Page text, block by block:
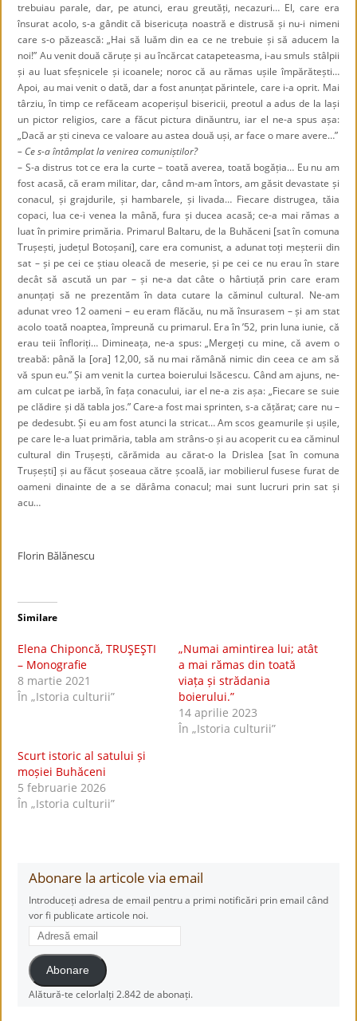
trebuiau parale, dar, pe atunci, erau greutăți, necazuri… El, care era
însurat acolo, s-a gândit că bisericuța noastră e distrusă și nu-i nimeni
care s-o păzească: „Hai să luăm din ea ce ne trebuie și să aducem la
noi!” Au venit două căruțe și au încărcat catapeteasma, i-au smuls stâlpii
și au luat sfeșnicele și icoanele; noroc că au rămas ușile împărătești…
Apoi, au mai venit o dată, dar a fost anunțat părintele, care i-a oprit. Mai
târziu, în timp ce refăceam acoperișul bisericii, preotul a adus de la Iași
un pictor religios, care a făcut pictura dinăuntru, iar el ne-a spus așa:
„Dacă ar ști cineva ce valoare au astea două uși, ar face o mare avere…”
– Ce s-a întâmplat la venirea comuniștilor?
– S-a distrus tot ce era la curte – toată averea, toată bogăția… Eu nu am
fost acasă, că eram militar, dar, când m-am întors, am găsit devastate și
conacul, și grajdurile, și hambarele, și livada… Fiecare distrugea, tăia
copaci, lua ce-i venea la mână, fura și ducea acasă; ce-a mai rămas a
luat în primire primăria. Primarul Baltaru, de la Buhăceni [sat în comuna
Trușești, județul Botoșani], care era comunist, a adunat toți meșterii din
sat – și pe cei ce știau oleacă de meserie, și pe cei ce nu erau în stare
decât să ascută un par – și ne-a dat câte o hârtiuță prin care eram
anunțați să ne prezentăm în data cutare la căminul cultural. Ne-am
adunat vreo 12 oameni – eu eram flăcău, nu mă însurasem – și am stat
acolo toată noaptea, împreună cu primarul. Era în ’52, prin luna iunie, că
erau teii înfloriți… Dimineața, ne-a spus: „Mergeți cu mine, că avem o
treabă: până la [ora] 12,00, să nu mai rămână nimic din ceea ce am să
vă spun eu.” Și am venit la curtea boierului Isăcescu. Când am ajuns, ne-
am culcat pe iarbă, în fața conacului, iar el ne-a zis așa: „Fiecare se suie
pe clădire și dă tabla jos.” Care-a fost mai sprinten, s-a cățărat; care nu –
pe dedesubt. Și eu am fost atunci la stricat… Am scos geamurile și ușile,
pe care le-a luat primăria, tabla am strâns-o și au acoperit cu ea căminul
cultural din Trușești, cărămida au cărat-o la Drislea [sat în comuna
Trușești] și au făcut șoseaua către școală, iar mobilierul fusese furat de
oameni dinainte de a se dărâma conacul; mai sunt lucruri prin sat și
acu…
Florin Bălănescu
Similare
Elena Chiponcă, TRUŞEŞTI
– Monografie
8 martie 2021
În „Istoria culturii”
„Numai amintirea lui; atât
a mai rămas din toată
viața și strădania
boierului.”
14 aprilie 2023
În „Istoria culturii”
Scurt istoric al satului și
moșiei Buhăceni
5 februarie 2026
În „Istoria culturii”
Abonare la articole via email
Introduceți adresa de email pentru a primi notificări prin email când
vor fi publicate articole noi.
Adresă
email
Abonare
Alătură-te celorlalți 2.842 de abonați.